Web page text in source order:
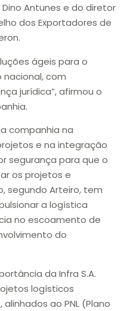
Antunes e do diretor
dos Exportadores de
ágeis para o
com
jurídica”, afirmou o
companhia na
e na integração
segurança para que o
os projetos e
segundo Arteiro, tem
a logística
no escoamento de
do
da Infra S.A.
logísticos
ao PNL (Plano